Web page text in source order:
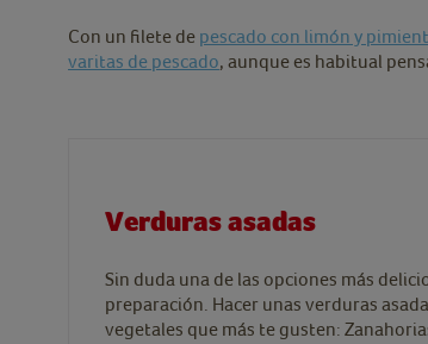
Con un filete de pescado con limón y
varitas de pescado, aunque es habitual
Verduras asadas
Sin duda una de las opciones más
preparación. Hacer unas verduras
vegetales que más te gusten: